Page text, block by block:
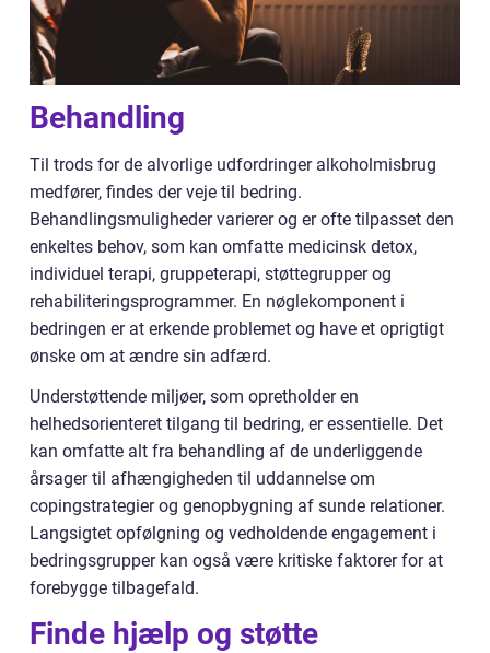
Behandling
Til trods for de alvorlige udfordringer alkoholmisbrug
medfører, findes der veje til bedring.
Behandlingsmuligheder varierer og er ofte tilpasset den
enkeltes behov, som kan omfatte medicinsk detox,
individuel terapi, gruppeterapi, støttegrupper og
rehabiliteringsprogrammer. En nøglekomponent i
bedringen er at erkende problemet og have et oprigtigt
ønske om at ændre sin adfærd.
Understøttende miljøer, som opretholder en
helhedsorienteret tilgang til bedring, er essentielle. Det
kan omfatte alt fra behandling af de underliggende
årsager til afhængigheden til uddannelse om
copingstrategier og genopbygning af sunde relationer.
Langsigtet opfølgning og vedholdende engagement i
bedringsgrupper kan også være kritiske faktorer for at
forebygge tilbagefald.
Finde hjælp og støtte